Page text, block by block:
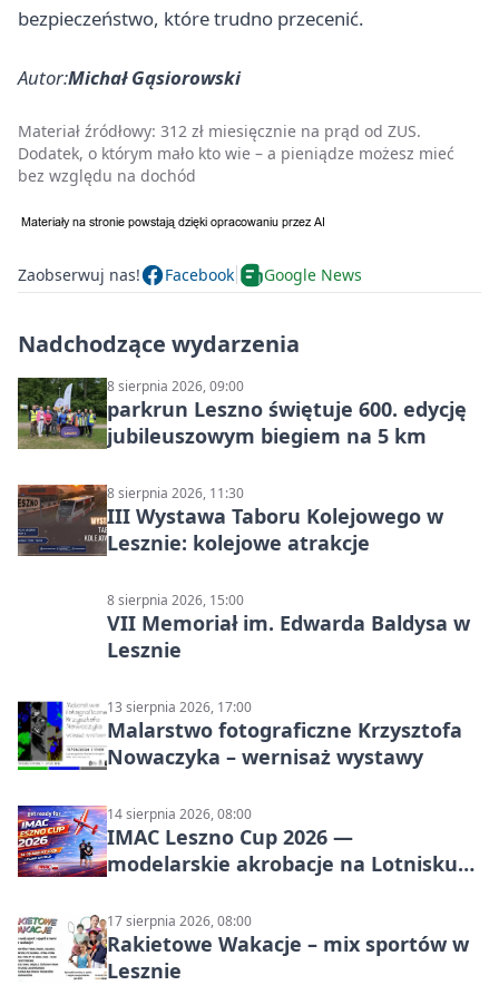
bezpieczeństwo, które trudno przecenić.
Autor:Michał Gąsiorowski
Materiał źródłowy: 312 zł miesięcznie na prąd od ZUS.
Dodatek, o którym mało kto wie – a pieniądze możesz mieć
bez względu na dochód
Zaobserwuj nas! Facebook Google News
Nadchodzące wydarzenia
8 sierpnia 2026, 09:00
parkrun Leszno świętuje 600. edycję
jubileuszowym biegiem na 5 km
8 sierpnia 2026, 11:30
III Wystawa Taboru Kolejowego w
Lesznie: kolejowe atrakcje
8 sierpnia 2026, 15:00
VII Memoriał im. Edwarda Baldysa w
Lesznie
13 sierpnia 2026, 17:00
Malarstwo fotograficzne Krzysztofa
Nowaczyka – wernisaż wystawy
14 sierpnia 2026, 08:00
IMAC Leszno Cup 2026 —
modelarskie akrobacje na Lotnisku
17 sierpnia 2026, 08:00
Rakietowe Wakacje – mix sportów w
Lesznie